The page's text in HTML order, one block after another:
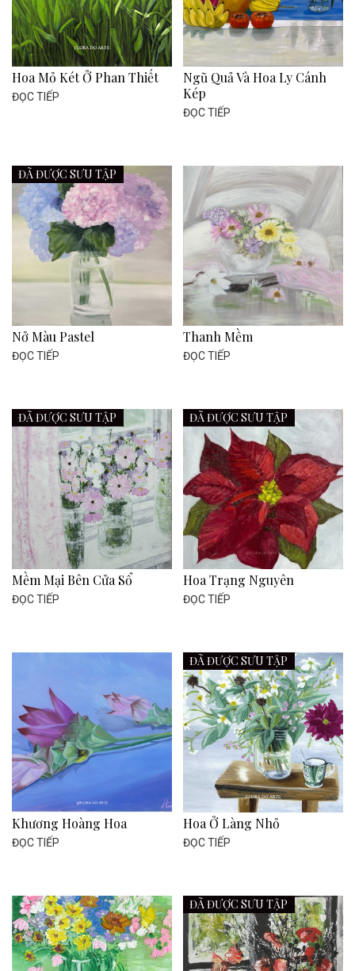
Hoa Mỏ Két Ở Phan Thiết
ĐỌC TIẾP
Ngũ Quả Và Hoa Ly Cánh
Kép
ĐỌC TIẾP
ĐÃ ĐƯỢC SƯU TẬP
Nở Màu Pastel
ĐỌC TIẾP
Thanh Mềm
ĐỌC TIẾP
ĐÃ ĐƯỢC SƯU TẬP
Mềm Mại Bên Cửa Sổ
ĐỌC TIẾP
ĐÃ ĐƯỢC SƯU TẬP
Hoa Trạng Nguyên
ĐỌC TIẾP
Khương Hoàng Hoa
ĐỌC TIẾP
ĐÃ ĐƯỢC SƯU TẬP
Hoa Ở Làng Nhỏ
ĐỌC TIẾP
ĐÃ ĐƯỢC SƯU TẬP